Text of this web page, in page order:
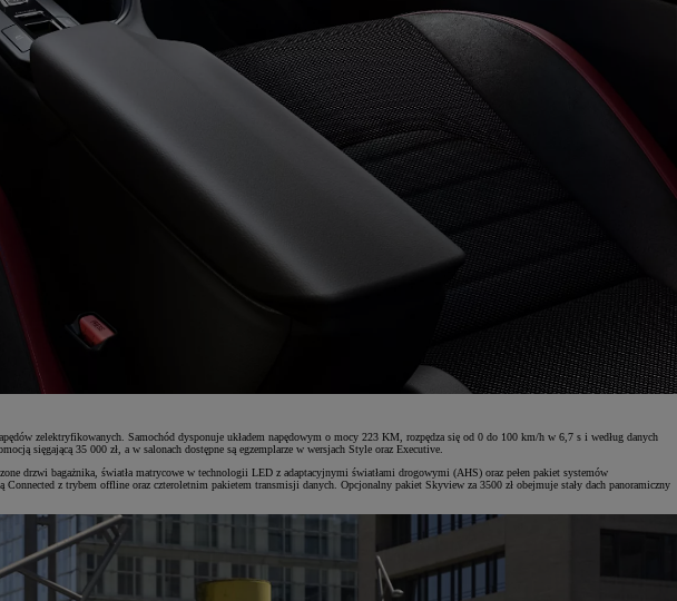
zelektryfikowanych. Samochód dysponuje układem napędowym o mocy 223 KM, rozpędza się od 0 do 100 km/h w 6,7 s i według danych
sięgającą 35 000 zł, a w salonach dostępne są egzemplarze w wersjach Style oraz Executive.
drzwi bagażnika, światła matrycowe w technologii LED z adaptacyjnymi światłami drogowymi (AHS) oraz pełen pakiet systemów
z trybem offline oraz czteroletnim pakietem transmisji danych. Opcjonalny pakiet Skyview za 3500 zł obejmuje stały dach panoramiczny